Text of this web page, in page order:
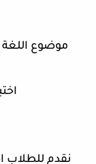
نقدم للطلاب